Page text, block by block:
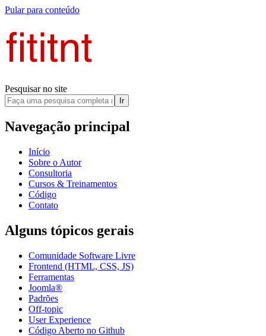
Pular para conteúdo
Pesquisar no site
Ir
Navegação principal
Início
Sobre o Autor
Consultoria
Cursos & Treinamentos
Código
Contato
Alguns tópicos gerais
Comunidade Software Livre
Frontend (HTML, CSS, JS)
Ferramentas
Joomla®
Padrões
Off-topic
User Experience
Código Aberto no Github